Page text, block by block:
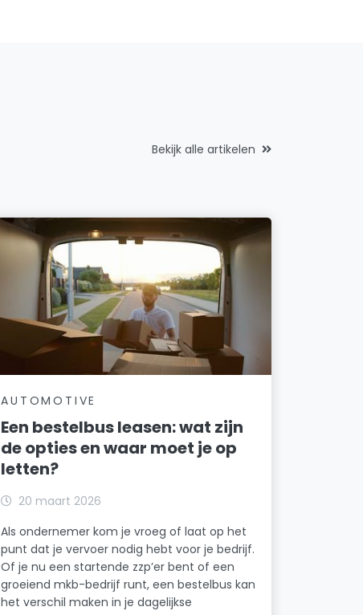
Bekijk alle artikelen
AUTOMOTIVE
Een bestelbus leasen: wat zijn
de opties en waar moet je op
letten?
20 maart 2026
Als ondernemer kom je vroeg of laat op het
punt dat je vervoer nodig hebt voor je bedrijf.
Of je nu een startende zzp’er bent of een
groeiend mkb-bedrijf runt, een bestelbus kan
het verschil maken in je dagelijkse